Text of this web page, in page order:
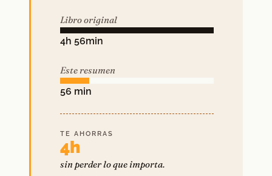
Libro original
4h 56min
Este resumen
56 min
TE AHORRAS
4h
sin perder lo que importa.